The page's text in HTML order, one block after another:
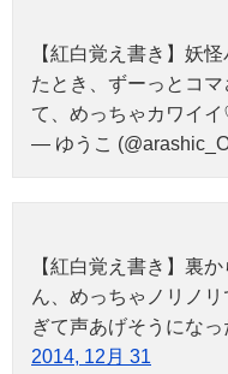
【紅白覚え書き】妖
たとき、ずーっとコ
て、めっちゃカワイ
— ゆうこ
【紅白覚え書き】裏
ん、めっちゃノリノ
ぎて声あげそうにな
2014, 12月 31